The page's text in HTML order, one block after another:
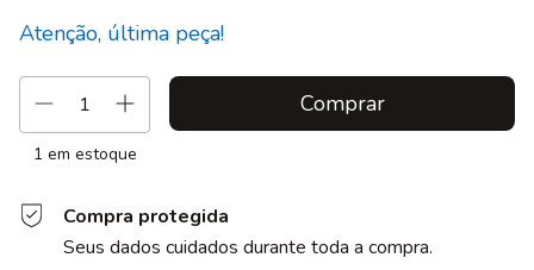
Atenção, última peça!
1 em estoque
Compra protegida
Seus dados cuidados durante toda a compra.